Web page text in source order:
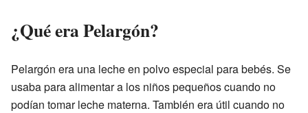
¿Qué era Pelargón?
Pelargón era una leche en polvo especial para bebés. Se
usaba para alimentar a los niños pequeños cuando no
podían tomar leche materna. También era útil cuando no